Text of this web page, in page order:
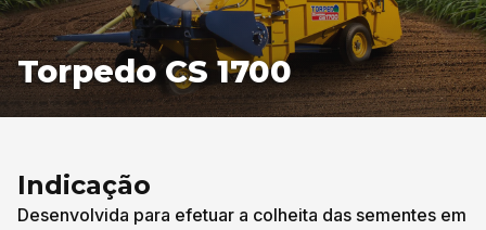
Torpedo CS 1700
Indicação
Desenvolvida para efetuar a colheita das sementes em